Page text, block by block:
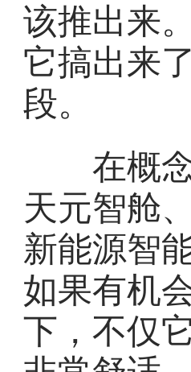
该推出来
它搞出来
段。
在概念
天元智舱
新能源智
如果有机
下，不仅